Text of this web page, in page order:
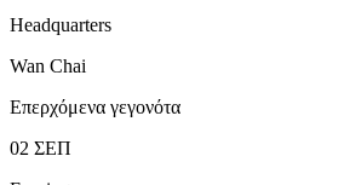
Headquarters
Wan Chai
Επερχόμενα γεγονότα
02 ΣΕΠ